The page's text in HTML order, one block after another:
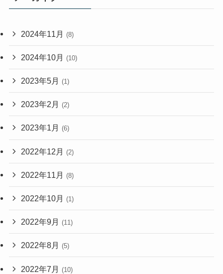
2024年11月 (8)
2024年10月 (10)
2023年5月 (1)
2023年2月 (2)
2023年1月 (6)
2022年12月 (2)
2022年11月 (8)
2022年10月 (1)
2022年9月 (11)
2022年8月 (5)
2022年7月 (10)